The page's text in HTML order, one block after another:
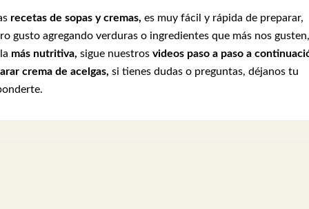
recetas de sopas y cremas, es muy fácil y rápida de preparar,
gusto agregando verduras o ingredientes que más nos gusten,
más nutritiva, sigue nuestros videos paso a paso a
crema de acelgas, si tienes dudas o preguntas, déjanos tu